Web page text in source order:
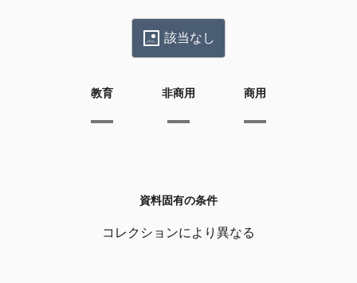
該当なし
教育 非商用 商用
資料固有の条件
コレクションにより異なる